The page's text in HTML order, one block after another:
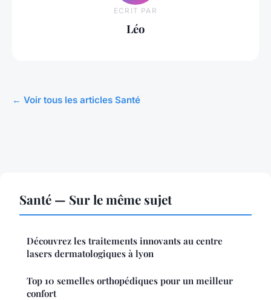
ECRIT PAR
Léo
← Voir tous les articles Santé
Santé — Sur le même sujet
Découvrez les traitements innovants au centre
lasers dermatologiques à lyon
Top 10 semelles orthopédiques pour un meilleur
confort